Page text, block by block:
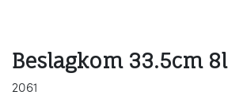
Beslagkom 33.5cm 8l
2061